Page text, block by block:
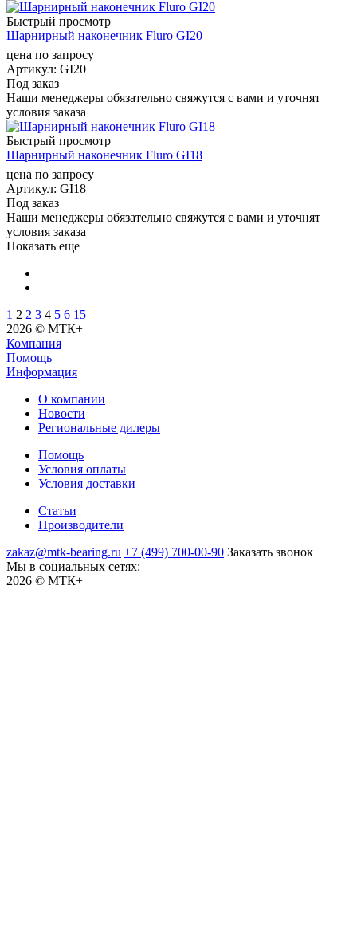
Быстрый просмотр
Шарнирный наконечник Fluro GI20
цена по запросу
Артикул: GI20
Под заказ
Наши менеджеры обязательно свяжутся с вами и уточнят
условия заказа
Быстрый просмотр
Шарнирный наконечник Fluro GI18
цена по запросу
Артикул: GI18
Под заказ
Наши менеджеры обязательно свяжутся с вами и уточнят
условия заказа
Показать еще
1 2 2 3 4 5 6 15
2026 © МТК+
Компания
Помощь
Информация
О компании
Новости
Региональные дилеры
Помощь
Условия оплаты
Условия доставки
Статьи
Производители
zakaz@mtk-bearing.ru +7 (499) 700-00-90 Заказать звонок
Мы в социальных сетях:
2026 © МТК+